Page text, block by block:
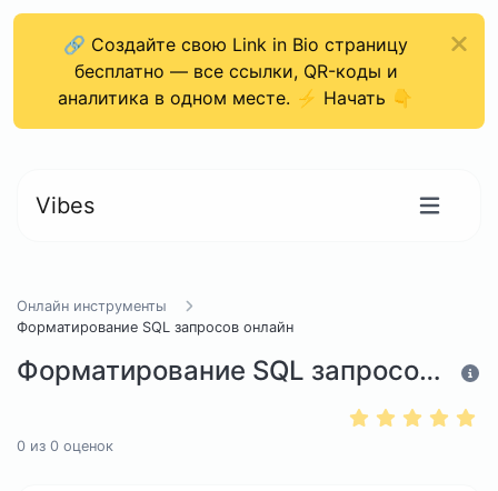
🔗 Создайте свою Link in Bio страницу
бесплатно — все ссылки, QR-коды и
аналитика в одном месте. ⚡ Начать 👇
Vibes
Онлайн инструменты
Форматирование SQL запросов онлайн
Форматирование SQL запросов онлайн
0 из 0 оценок